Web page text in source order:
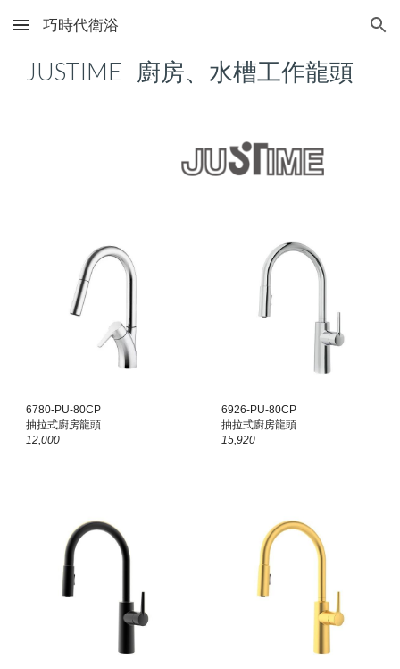
Skip to main content Skip to navigation
巧時代衛浴
JUSTIME 廚房、水槽工作龍頭
6780-PU-80CP
抽拉式廚房龍頭
12,000
6926-PU-80CP
抽拉式廚房龍頭
15,920